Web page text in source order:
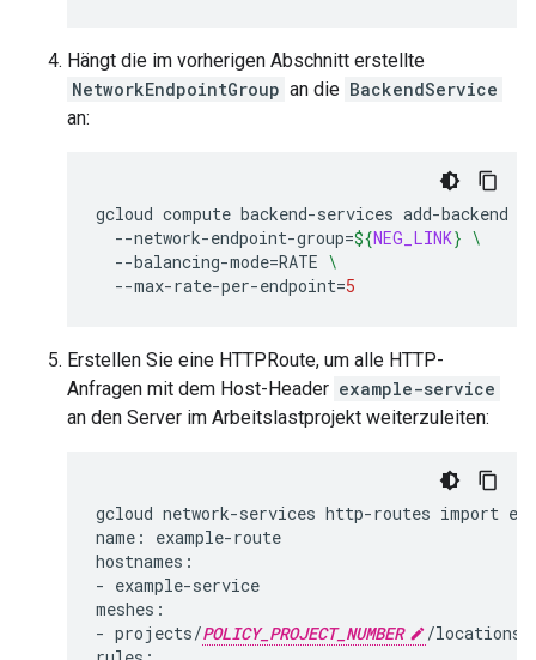
Hängt die im vorherigen Abschnitt erstellte
NetworkEndpointGroup an die BackendService
an:
gcloud compute backend-services add-backend
--network-endpoint-group=${NEG_LINK} \
--balancing-mode=RATE \
--max-rate-per-endpoint=5
Erstellen Sie eine HTTPRoute, um alle HTTP-
Anfragen mit dem Host-Header example-service
an den Server im Arbeitslastprojekt weiterzuleiten:
gcloud network-services http-routes import
name:
example-route
hostnames:
- example-service
meshes:
- projects/POLICY_PROJECT_NUMBER
/locations/